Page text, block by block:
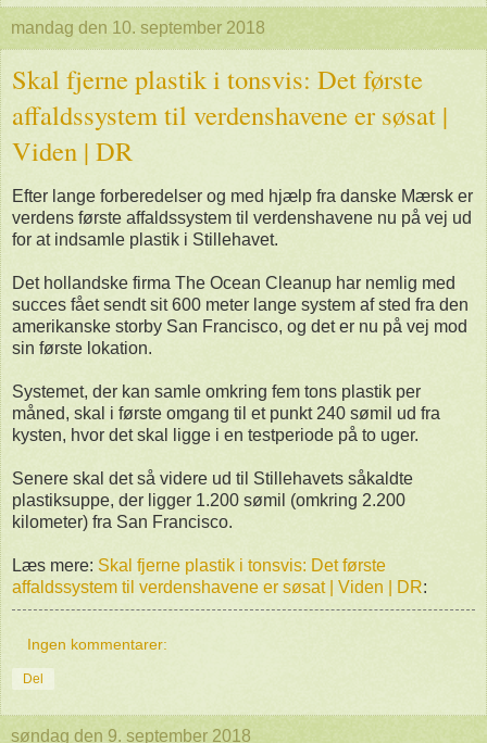
mandag den 10. september 2018
Skal fjerne plastik i tonsvis: Det første
affaldssystem til verdenshavene er søsat |
Viden | DR
Efter lange forberedelser og med hjælp fra danske Mærsk er
verdens første affaldssystem til verdenshavene nu på vej ud
for at indsamle plastik i Stillehavet.
Det hollandske firma The Ocean Cleanup har nemlig med
succes fået sendt sit 600 meter lange system af sted fra den
amerikanske storby San Francisco, og det er nu på vej mod
sin første lokation.
Systemet, der kan samle omkring fem tons plastik per
måned, skal i første omgang til et punkt 240 sømil ud fra
kysten, hvor det skal ligge i en testperiode på to uger.
Senere skal det så videre ud til Stillehavets såkaldte
plastiksuppe, der ligger 1.200 sømil (omkring 2.200
kilometer) fra San Francisco.
Læs mere: Skal fjerne plastik i tonsvis: Det første
affaldssystem til verdenshavene er søsat | Viden | DR:
Ingen kommentarer:
Del
søndag den 9. september 2018